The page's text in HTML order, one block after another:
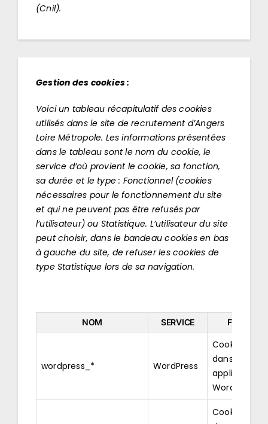
(Cnil).
Gestion des cookies :
Voici un tableau récapitulatif des cookies
utilisés dans le site de recrutement d’Angers
Loire Métropole. Les informations présentées
dans le tableau sont le nom du cookie, le
service d’où provient le cookie, sa fonction,
sa durée et le type : Fonctionnel (cookies
nécessaires pour le fonctionnement du site
et qui ne peuvent pas être refusés par
l’utilisateur) ou Statistique. L’utilisateur du site
peut choisir, dans le bandeau cookies en bas
à gauche du site, de refuser les cookies de
type Statistique lors de sa navigation.
NOM SERVICE
wordpress_* WordPress
Cookie
dans les
applications
WordPress
Cookie